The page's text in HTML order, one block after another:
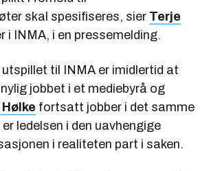
skal spesifiseres, sier Terje
i INMA, i en pressemelding.
til INMA er imidlertid at
jobbet i et mediebyrå og
fortsatt jobber i det samme
ledelsen i den uavhengige
i realiteten part i saken.